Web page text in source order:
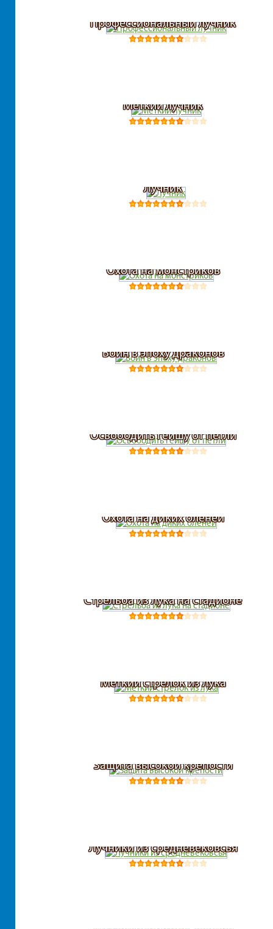
Профессиональный лучник
Меткий лучник
Лучник
Охота на монстриков
Воин в эпоху драконов
Освободить гейшу от петли
Охота на диких оленей
Стрельба из лука на стадионе
Меткий стрелок из лука
Защита высокой крепости
Лучники из средневековсья